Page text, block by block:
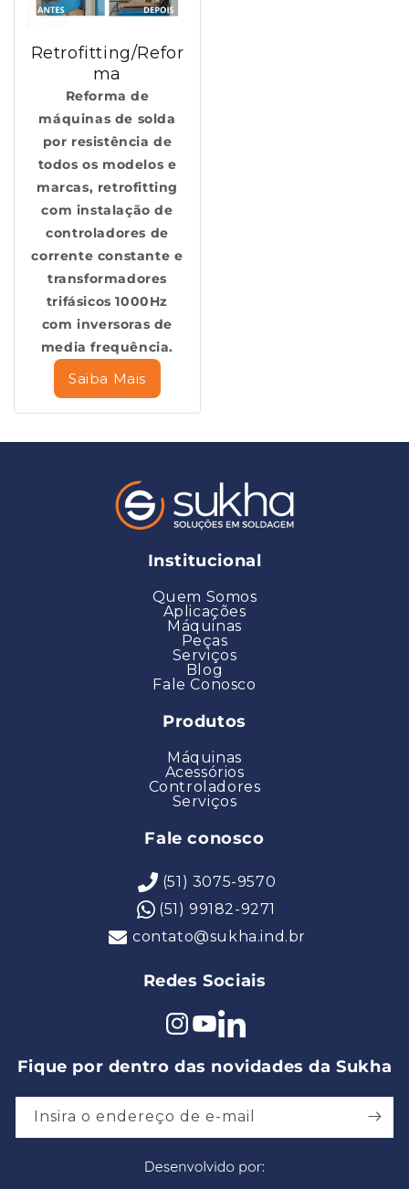
Retrofitting/Refor
ma
Reforma de
máquinas de solda
por resistência de
todos os modelos e
marcas, retrofitting
com instalação de
controladores de
corrente constante e
transformadores
trifásicos 1000Hz
com inversoras de
media frequência.
Saiba Mais
Institucional
Quem Somos
Aplicações
Máquinas
Peças
Serviços
Blog
Fale Conosco
Produtos
Máquinas
Acessórios
Controladores
Serviços
Fale conosco
(51) 3075-9570
(51) 99182-9271
contato@sukha.ind.br
Redes Sociais
Instagram
YouTube
Pinterest
Fique por dentro das novidades da Sukha
Insira o endereço de e-mail